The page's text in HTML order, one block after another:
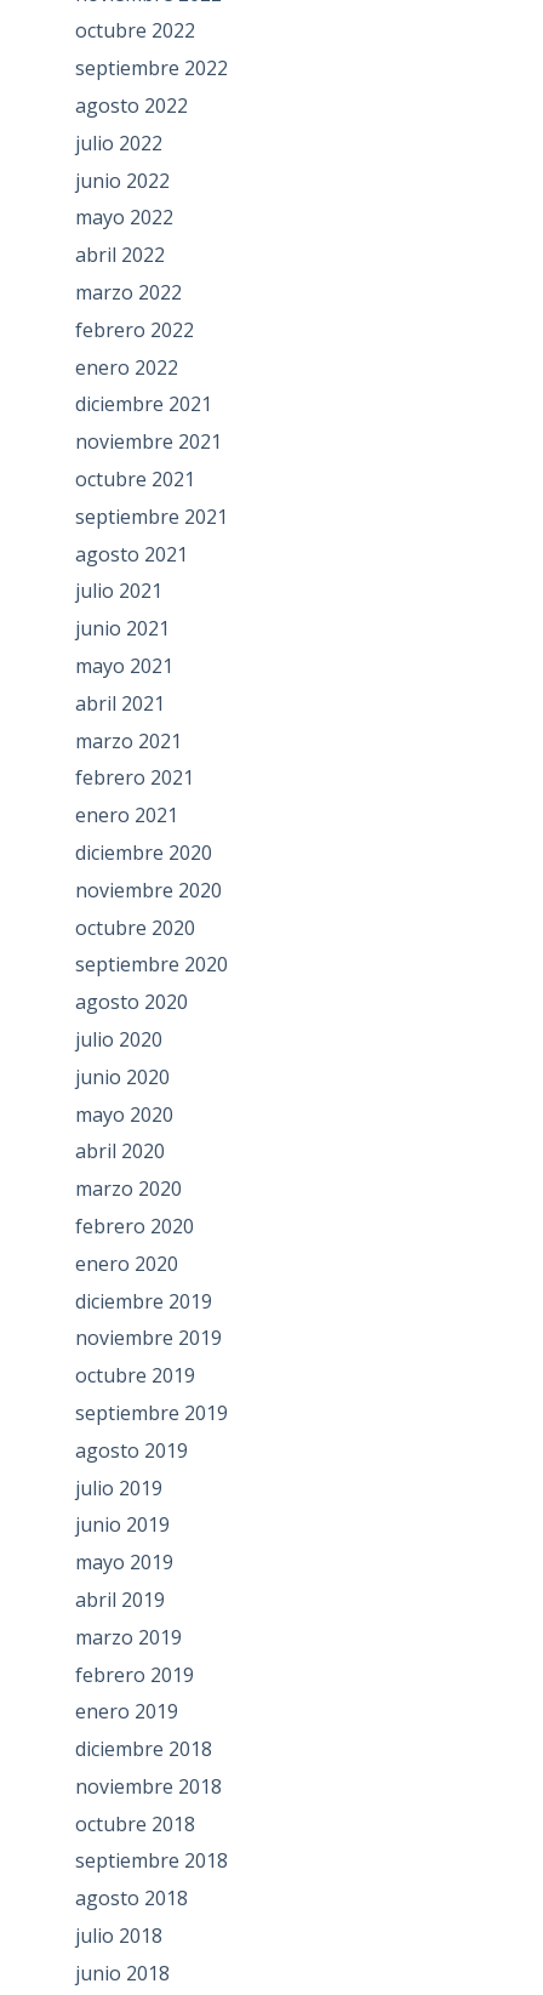
octubre 2022
septiembre 2022
agosto 2022
julio 2022
junio 2022
mayo 2022
abril 2022
marzo 2022
febrero 2022
enero 2022
diciembre 2021
noviembre 2021
octubre 2021
septiembre 2021
agosto 2021
julio 2021
junio 2021
mayo 2021
abril 2021
marzo 2021
febrero 2021
enero 2021
diciembre 2020
noviembre 2020
octubre 2020
septiembre 2020
agosto 2020
julio 2020
junio 2020
mayo 2020
abril 2020
marzo 2020
febrero 2020
enero 2020
diciembre 2019
noviembre 2019
octubre 2019
septiembre 2019
agosto 2019
julio 2019
junio 2019
mayo 2019
abril 2019
marzo 2019
febrero 2019
enero 2019
diciembre 2018
noviembre 2018
octubre 2018
septiembre 2018
agosto 2018
julio 2018
junio 2018